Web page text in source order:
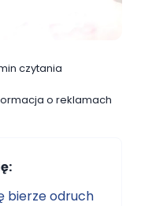
czytania
o reklamach
bierze odruch